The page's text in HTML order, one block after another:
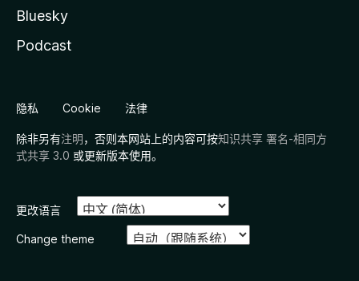
Bluesky
Podcast
隐私 Cookie 法律
除非另有注明，否则本网站上的内容可按知识共享 署名-相同方
式共享 3.0 或更新版本使用。
更改语言
Change theme